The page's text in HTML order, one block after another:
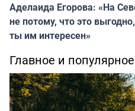
Аделаида Егорова: «На
не потому, что это
ты им интересен»
Главное и популярное